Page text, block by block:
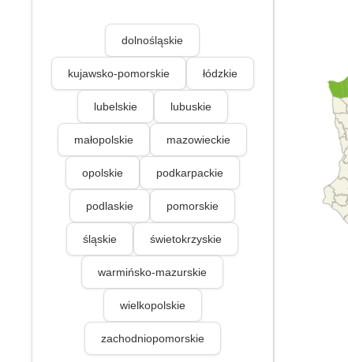
dolnośląskie
kujawsko-pomorskie łódzkie
lubelskie lubuskie
małopolskie mazowieckie
opolskie podkarpackie
podlaskie pomorskie
śląskie świetokrzyskie
warmińsko-mazurskie
wielkopolskie
zachodniopomorskie